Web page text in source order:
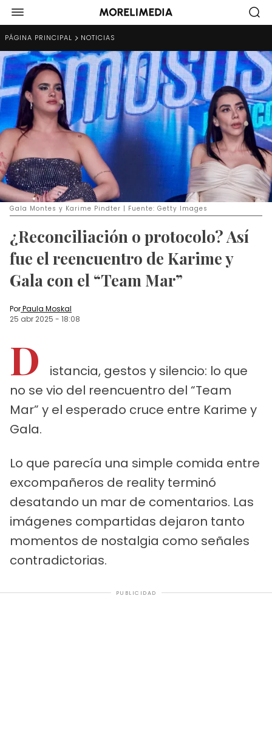
PÁGINA PRINCIPAL NOTICIAS
Gala Montes y Karime Pindter | Fuente: Getty Images
¿Reconciliación o protocolo? Así
fue el reencuentro de Karime y
Gala con el “Team Mar”
PorPaula Moskal
25 abr 2025 - 18:08
D
istancia, gestos y silencio: lo que
no se vio del reencuentro del “Team
Mar” y el esperado cruce entre Karime y
Gala.
Lo que parecía una simple comida entre
excompañeros de reality terminó
desatando un mar de comentarios. Las
imágenes compartidas dejaron tanto
momentos de nostalgia como señales
contradictorias.
PUBLICIDAD